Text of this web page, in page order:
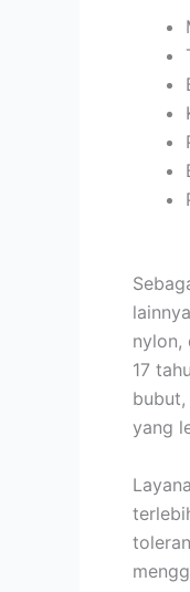
nylon,
17
yang